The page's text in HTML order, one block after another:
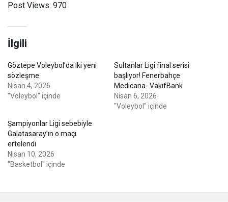
Post Views: 970
İlgili
Göztepe Voleybol’da iki yeni
sözleşme
Nisan 4, 2026
"Voleybol" içinde
Sultanlar Ligi final serisi
başlıyor! Fenerbahçe
Medicana- VakıfBank
Nisan 6, 2026
"Voleybol" içinde
Şampiyonlar Ligi sebebiyle
Galatasaray’ın o maçı
ertelendi
Nisan 10, 2026
"Basketbol" içinde